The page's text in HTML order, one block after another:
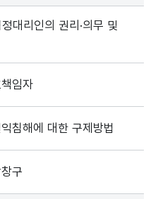
대리인의 권리·의무 및
임자
침해에 대한 구제방법
구